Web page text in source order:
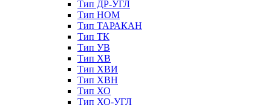
Тип ДР-УГЛ
Тип НОМ
Тип ТАРАКАН
Тип ТК
Тип УВ
Тип ХВ
Тип ХВИ
Тип ХВН
Тип ХО
Тип ХО-УГЛ